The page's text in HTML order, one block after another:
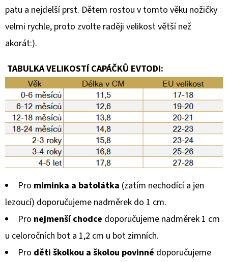
patu a nejdelší prst. Dětem rostou v tomto věku nožičky
velmi rychle, proto zvolte raději velikost větší než
akorát:).
TABULKA VELIKOSTÍ CAPÁČKŮ EVTODI:
Pro miminka a batolátka (zatím nechodící a jen
lezoucí) doporučujeme nadměrek do 1 cm.
Pro nejmenší chodce doporučujeme nadměrek 1 cm
u celoročních bot a 1,2 cm u bot zimních.
Pro děti školkou a školou povinné doporučujeme